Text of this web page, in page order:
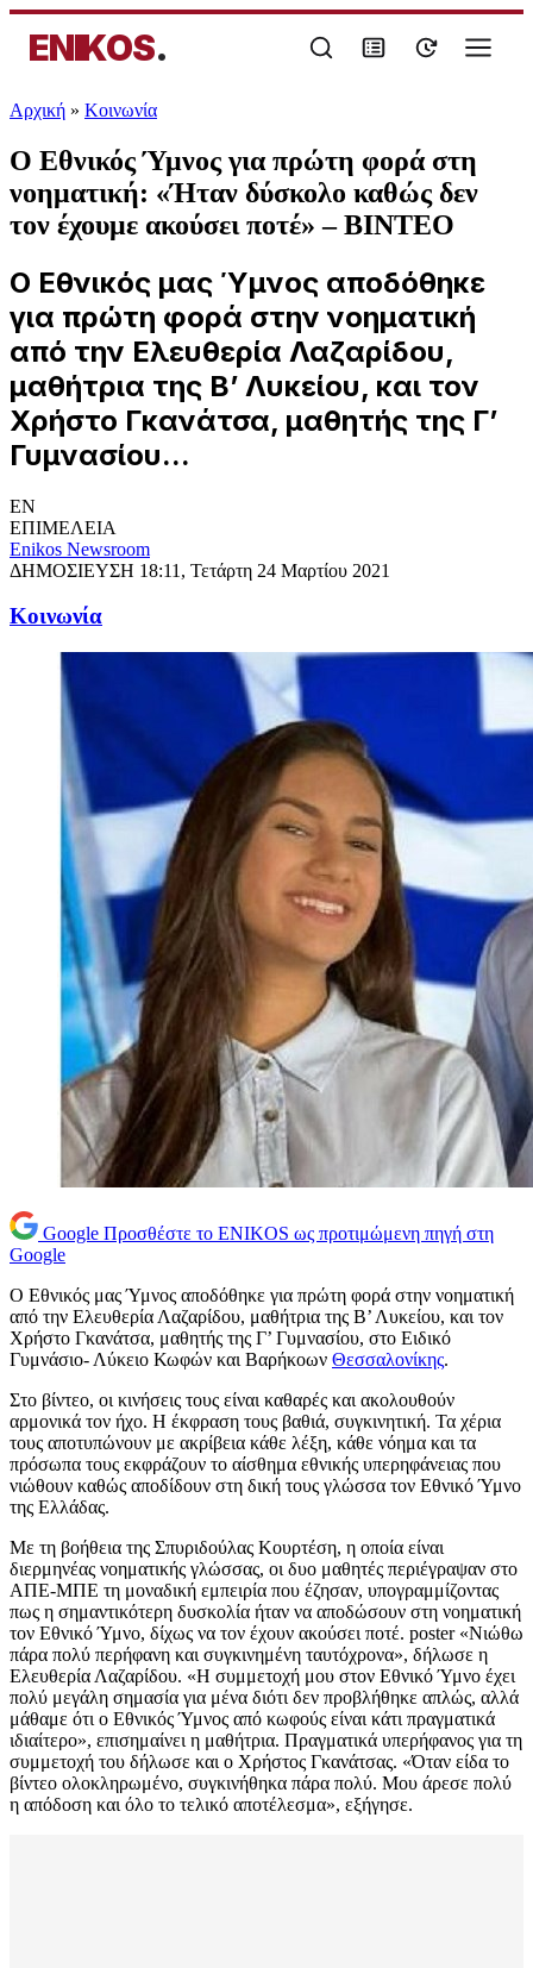
ENIKOS.
Αρχική » Κοινωνία
Ο Εθνικός Ύμνος για πρώτη φορά στη
νοηματική: «Ήταν δύσκολο καθώς δεν
τον έχουμε ακούσει ποτέ» – ΒΙΝΤΕΟ
Ο Εθνικός μας Ύμνος αποδόθηκε
για πρώτη φορά στην νοηματική
από την Ελευθερία Λαζαρίδου,
μαθήτρια της Β’ Λυκείου, και τον
Χρήστο Γκανάτσα, μαθητής της Γ’
Γυμνασίου...
EN
ΕΠΙΜΕΛΕΙΑ
Enikos Newsroom
ΔΗΜΟΣΙΕΥΣΗ 18:11, Τετάρτη 24 Μαρτίου 2021
Κοινωνία
Google Προσθέστε το ENIKOS ως προτιμώμενη πηγή στη
Google
Ο Εθνικός μας Ύμνος αποδόθηκε για πρώτη φορά στην νοηματική
από την Ελευθερία Λαζαρίδου, μαθήτρια της Β’ Λυκείου, και τον
Χρήστο Γκανάτσα, μαθητής της Γ’ Γυμνασίου, στο Ειδικό
Γυμνάσιο- Λύκειο Κωφών και Βαρήκοων Θεσσαλονίκης.
Στο βίντεο, οι κινήσεις τους είναι καθαρές και ακολουθούν
αρμονικά τον ήχο. Η έκφραση τους βαθιά, συγκινητική. Τα χέρια
τους αποτυπώνουν με ακρίβεια κάθε λέξη, κάθε νόημα και τα
πρόσωπα τους εκφράζουν το αίσθημα εθνικής υπερηφάνειας που
νιώθουν καθώς αποδίδουν στη δική τους γλώσσα τον Εθνικό Ύμνο
της Ελλάδας.
Με τη βοήθεια της Σπυριδούλας Κουρτέση, η οποία είναι
διερμηνέας νοηματικής γλώσσας, οι δυο μαθητές περιέγραψαν στο
ΑΠΕ-ΜΠΕ τη μοναδική εμπειρία που έζησαν, υπογραμμίζοντας
πως η σημαντικότερη δυσκολία ήταν να αποδώσουν στη νοηματική
τον Εθνικό Ύμνο, δίχως να τον έχουν ακούσει ποτέ. poster «Νιώθω
πάρα πολύ περήφανη και συγκινημένη ταυτόχρονα», δήλωσε η
Ελευθερία Λαζαρίδου. «Η συμμετοχή μου στον Εθνικό Ύμνο έχει
πολύ μεγάλη σημασία για μένα διότι δεν προβλήθηκε απλώς, αλλά
μάθαμε ότι ο Εθνικός Ύμνος από κωφούς είναι κάτι πραγματικά
ιδιαίτερο», επισημαίνει η μαθήτρια. Πραγματικά υπερήφανος για τη
συμμετοχή του δήλωσε και ο Χρήστος Γκανάτσας. «Όταν είδα το
βίντεο ολοκληρωμένο, συγκινήθηκα πάρα πολύ. Μου άρεσε πολύ
η απόδοση και όλο το τελικό αποτέλεσμα», εξήγησε.